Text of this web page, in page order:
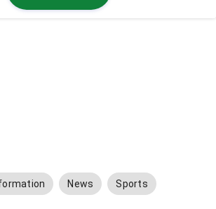
News Sports